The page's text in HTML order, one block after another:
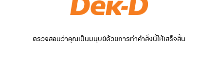
ตรวจสอบว่าคุณเป็นมนุษย์ด้วยการทำคำสั่งนี้ให้เสร็จสิ้น